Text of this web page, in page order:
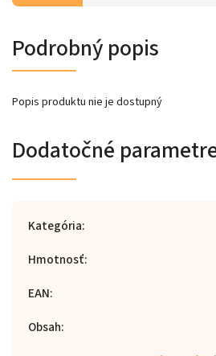
Podrobný popis
Popis produktu nie je dostupný
Dodatočné
Kategória:
Hmotnosť:
EAN:
Obsah: